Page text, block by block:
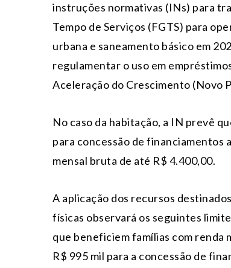
instruções normativas (INs) para
Tempo de Serviços (FGTS) para
urbana e saneamento básico em
regulamentar o uso em
Aceleração do Crescimento (Novo
No caso da habitação, a IN prevê
para concessão de financiamentos
mensal bruta de até R$ 4.400,00.
A aplicação dos recursos
físicas observará os seguintes
que beneficiem famílias com renda
R$ 995 mil para a concessão de